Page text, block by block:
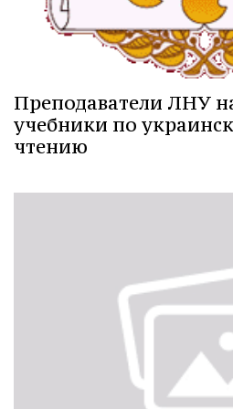
Преподаватели ЛНУ
учебники по
чтению